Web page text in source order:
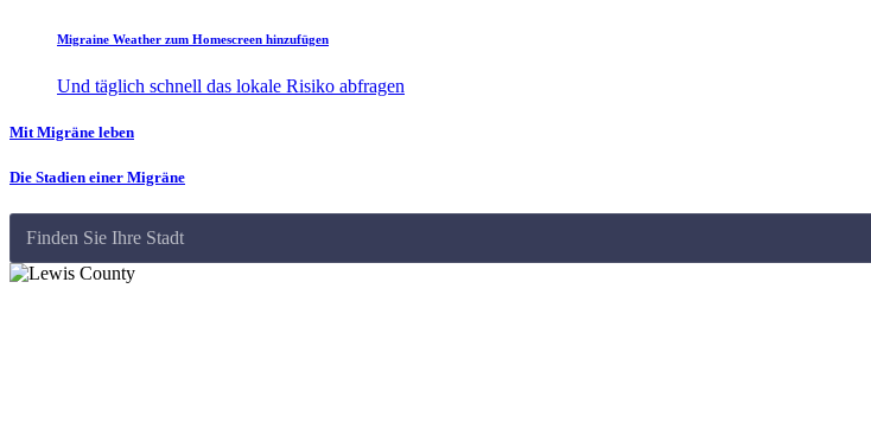
Migraine Weather zum Homescreen hinzufügen
Und täglich schnell das lokale Risiko abfragen
Mit Migräne leben
Die Stadien einer Migräne
Finden Sie Ihre Stadt